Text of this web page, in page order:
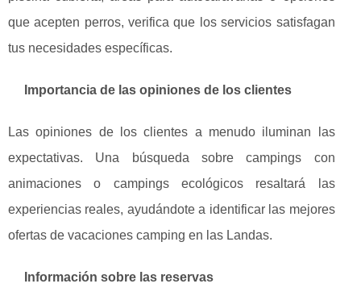
que acepten perros, verifica que los servicios satisfagan
tus necesidades específicas.
Importancia de las opiniones de los clientes
Las opiniones de los clientes a menudo iluminan las
expectativas. Una búsqueda sobre campings con
animaciones o campings ecológicos resaltará las
experiencias reales, ayudándote a identificar las mejores
ofertas de vacaciones camping en las Landas.
Información sobre las reservas